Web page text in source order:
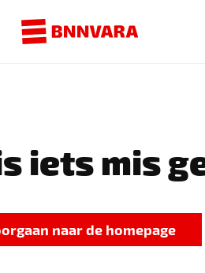
iets mis
naar de homepage